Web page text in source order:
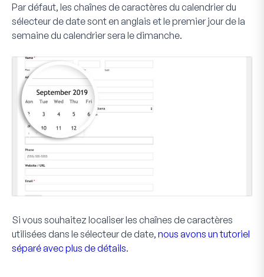
Par défaut, les chaînes de caractères du calendrier du
sélecteur de datesont en anglais et le premier jour de la
semaine du calendrier sera le dimanche.
Si vous souhaitez localiser les chaînes de caractères
utilisées dans le sélecteur de date, nous avons un tutoriel
séparé avec plus de détails.